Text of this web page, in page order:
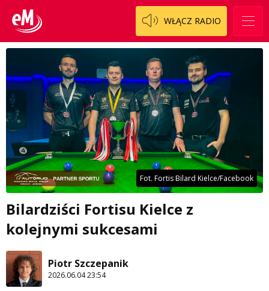
WŁĄCZ RADIO
Fot. Fortis Bilard Kielce/Facebook
Bilardziści Fortisu Kielce z
kolejnymi sukcesami
Piotr Szczepanik
2026.06.04 23:54